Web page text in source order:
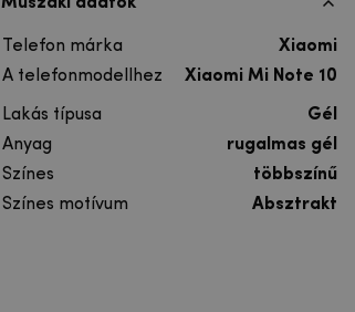
Telefon márka
Xiaomi
A telefonmodellhez
Xiaomi Mi Note 10
Lakás típusa
Gél
Anyag
rugalmas gél
Színes
többszínű
Színes motívum
Absztrakt